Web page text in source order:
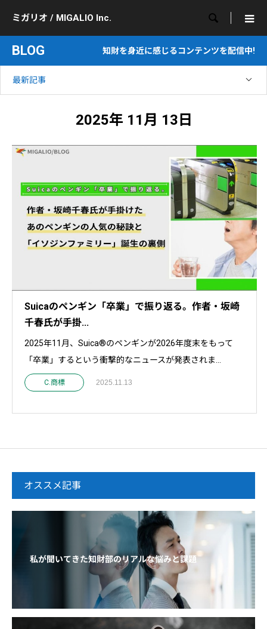
ミガリオ / MIGALIO Inc. 
BLOG 知財を身近に感じるコンテンツを配信中!
最新記事
2025年 11月 13日
Suicaのペンギン「卒業」で振り返る。作者・坂崎
千春氏が手掛...
2025年11月、Suica®のペンギンが2026年度末をもって
「卒業」するという衝撃的なニュースが発表されま...
C.商標 2025.11.13
オススメ記事
私が聞いてきた知財部のリアルな悩みと課題